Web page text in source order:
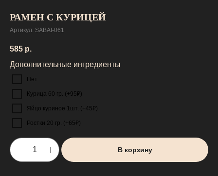
РАМЕН С КУРИЦЕЙ
Артикул: SABAI-061
585 р.
Дополнительные ингредиенты
Нет
Курица 60 гр. (+95₽)
Яйцо куриное 1шт. (+45₽)
Ростки 20 гр. (+65₽)
В корзину